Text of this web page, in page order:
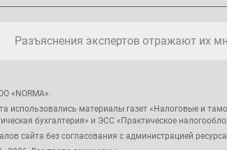
Разъяснения экспертов отражают их
«NORMA».
использовались материалы газет «Налоговые и
бухгалтерия» и ЭСС «Практическое
сайта без согласования с администрацией